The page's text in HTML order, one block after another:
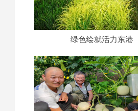
绿色绘就活力东港